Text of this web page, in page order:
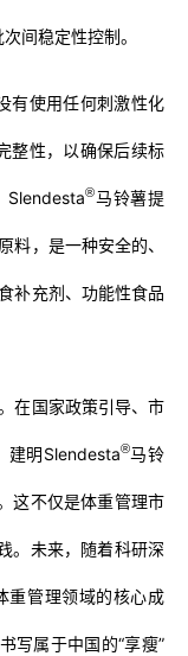
间稳定性控制。
有使用任何刺激性化
整性，以确保后续标
Slendesta®马铃薯提
料，是一种安全的、
补充剂、功能性食品
在国家政策引导、市
建明Slendesta®马铃
这不仅是体重管理市
。未来，随着科研深
重管理领域的核心成
写属于中国的“享瘦”